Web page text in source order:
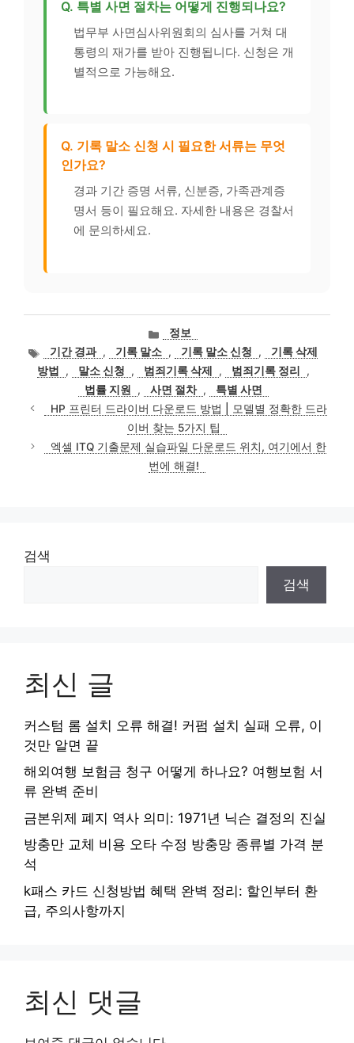
Q. 특별 사면 절차는 어떻게 진행되나요?
법무부 사면심사위원회의 심사를 거쳐 대
통령의 재가를 받아 진행됩니다. 신청은 개
별적으로 가능해요.
Q. 기록 말소 신청 시 필요한 서류는 무엇
인가요?
경과 기간 증명 서류, 신분증, 가족관계증
명서 등이 필요해요. 자세한 내용은 경찰서
에 문의하세요.
카
고
리
정보
태
그
기간 경과 , 기록 말소 , 기록 말소 신청 ,
기록 삭제
방법
, 말소 신청 , 범죄기록 삭제 , 범죄기록 정리
,
법률 지원
, 사면 절차 ,
특별 사면
HP 프린터 드라이버 다운로드 방법 | 모델별 정확한 드라
이버 찾는 5가지 팁
엑셀 ITQ 기출문제 실습파일 다운로드 위치, 여기에서 한
번에 해결!
검색
검색
최신 글
커스텀 롬 설치 오류 해결! 커펌 설치 실패 오류, 이
것만 알면 끝
해외여행 보험금 청구 어떻게 하나요? 여행보험 서
류 완벽 준비
금본위제 폐지 역사 의미: 1971년 닉슨 결정의 진실
방충만 교체 비용 오타 수정 방충망 종류별 가격 분
석
k패스 카드 신청방법 혜택 완벽 정리: 할인부터 환
급, 주의사항까지
최신 댓글